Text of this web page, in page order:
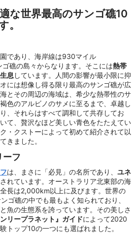
な世界最高のサンゴ礁10
。
であり、海岸線は930マイル
ゴ礁の島々からなります。そこには熱帯
息 しています。人間の影響が最小限に抑
には想像し得る限り最高のサンゴ礁が広
とその周辺の海域は、希少な熱帯性のサ
色のアルビノのサメに至るまで、卓越し
、それらはすべて調和して共存してお
て、贅沢なほど美しい青色をたたえてい
・クストーによって初めて紹介されて以
きました。
ーフ
は、まさに「必見」の名所であり、 ユネ
れています。オーストラリア北東部の海
長は2,000km以上に及びます。世界の
ゴ礁の中でも最もよく知られており、
魚の生態系を誇っています。その美しさ
ンリープラネット』ガイドによって2020
トップ10の一つにも選ばれました。